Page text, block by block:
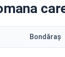
Bondăraș